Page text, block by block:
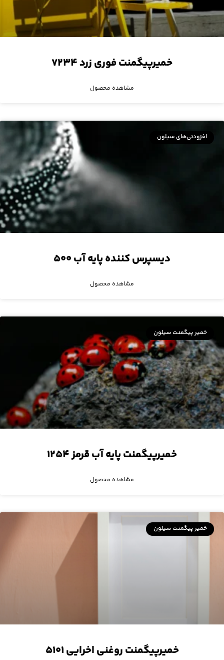
خمیرپیگمنت فوری زرد ۷۲۳۴
مشاهده محصول
افزودنی‌های سیلون
دیسپرس کننده‌ پایه آب ۵۰۰
مشاهده محصول
خمیر پیگمنت سیلون
خمیرپیگمنت پایه آب قرمز ۱۲۵۴
مشاهده محصول
خمیر پیگمنت سیلون
خمیرپیگمنت روغنی اخرایی ۵۱۰۱